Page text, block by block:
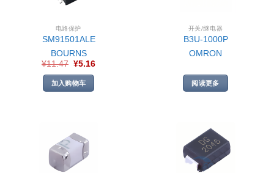
电路保护
SM91501ALE
BOURNS
¥11.47 ¥5.16
加入购物车
开关/继电器
B3U-1000P
OMRON
阅读更多